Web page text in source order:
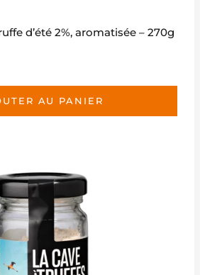
d’été 2%, aromatisée – 270g
AU PANIER